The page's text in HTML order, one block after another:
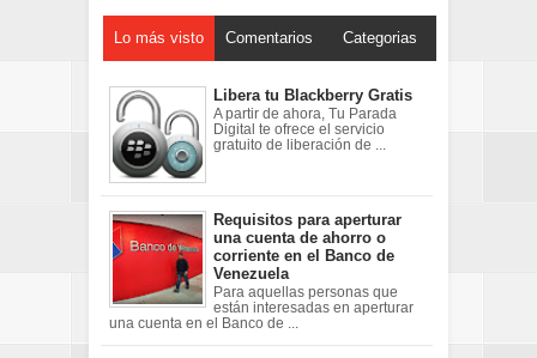
Lo más visto Comentarios Categorias
Libera tu Blackberry Gratis
A partir de ahora, Tu Parada
Digital te ofrece el servicio
gratuito de liberación de ...
Requisitos para aperturar
una cuenta de ahorro o
corriente en el Banco de
Venezuela
Para aquellas personas que
están interesadas en aperturar
una cuenta en el Banco de ...